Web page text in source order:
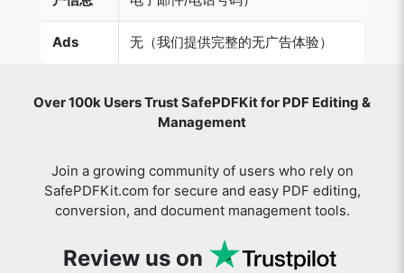
Ads 无（我们提供完整的无广告体验）
Over 100k Users Trust SafePDFKit for PDF Editing &
Management
Join a growing community of users who rely on
SafePDFKit.com for secure and easy PDF editing,
conversion, and document management tools.
Review us on